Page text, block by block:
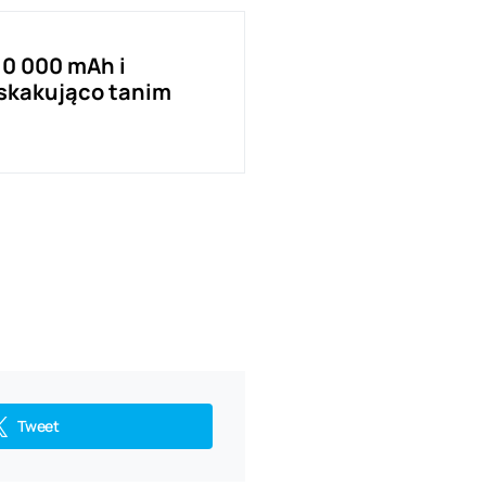
000 mAh i
tanim
Tweet